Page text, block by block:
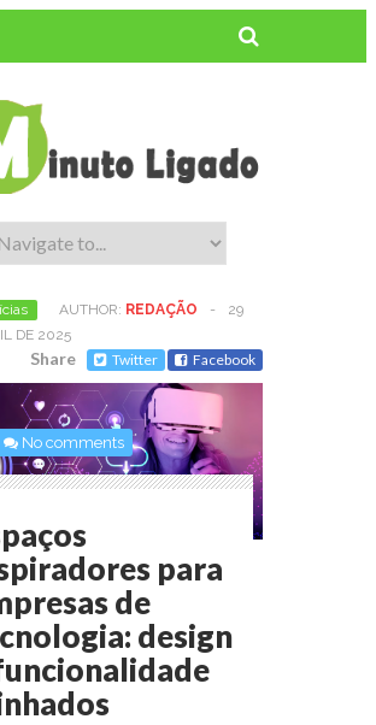
AUTHOR: REDAÇÃO -
29
DE 2025
Share Twitter Facebook
No comments
para
de
design